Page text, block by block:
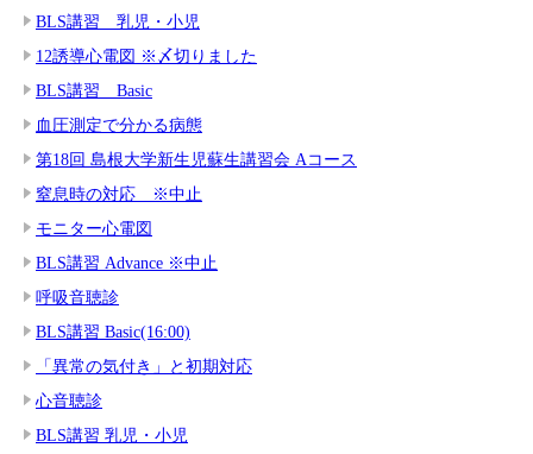
BLS講習 乳児・小児
12誘導心電図 ※〆切りました
BLS講習 Basic
血圧測定で分かる病態
第18回 島根大学新生児蘇生講習会 Aコース
窒息時の対応 ※中止
モニター心電図
BLS講習 Advance ※中止
呼吸音聴診
BLS講習 Basic(16:00)
「異常の気付き」と初期対応
心音聴診
BLS講習 乳児・小児